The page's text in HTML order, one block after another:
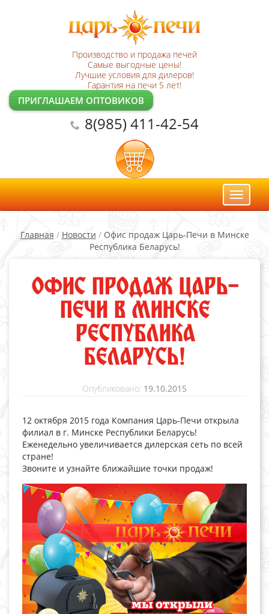
Производство и продажа печей
Самые выгодные цены!
Лучшие условия для дилеров!
Гарантия на печи 5 лет!
ПРИГЛАШАЕМ ОПТОВИКОВ
8(985) 411-42-54
Toggle
Главная / Новости / Офис продаж Царь-Печи в Минске
Республика Беларусь!
ОФИС ПРОДАЖ ЦАРЬ-
ПЕЧИ В МИНСКЕ
РЕСПУБЛИКА
БЕЛАРУСЬ!
Опубликовано: 19.10.2015
12 октября 2015 года Компания Царь-Печи открыла
филиал в г. Минске Республики Беларусь!
Еженедельно увеличивается дилерская сеть по всей
стране!
Звоните и узнайте ближайшие точки продаж!